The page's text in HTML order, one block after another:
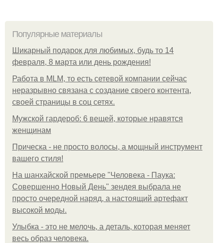
Популярные материалы
Шикарный подарок для любимых, будь то 14
февраля, 8 марта или день рождения!
Работа в MLM, то есть сетевой компании сейчас
неразрывно связана с создание своего контента,
своей страницы в соц сетях.
Мужской гардероб: 6 вещей, которые нравятся
женщинам
Прическа - не просто волосы, а мощный инструмент
вашего стиля!
На шанхайской премьере "Человека - Паука:
Совершенно Новый День" зендея выбрала не
просто очередной наряд, а настоящий артефакт
высокой моды.
Улыбка - это не мелочь, а деталь, которая меняет
весь образ человека.